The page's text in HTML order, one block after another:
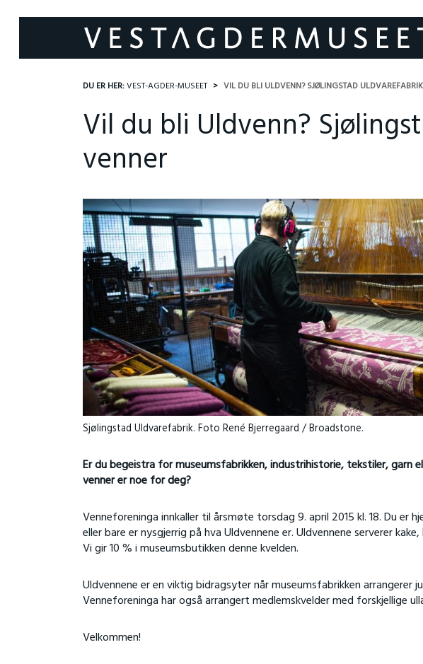
DU ER HER:VEST-AGDER-MUSEET VIL DU BLI ULDVENN? SJØLINGSTAD
Vil du bli Uldvenn?
venner
Sjølingstad Uldvarefabrik. Foto René Bjerregaard / Broadstone.
Er du begeistra for museumsfabrikken, industrihistorie, tekstiler, garn
venner er noe for deg?
Venneforeninga innkaller til årsmøte torsdag 9. april 2015 kl. 18. Du er
eller bare er nysgjerrig på hva Uldvennene er. Uldvennene serverer
Vi gir 10 % i museumsbutikken denne kvelden.
Uldvennene er en viktig bidragsyter når museumsfabrikken arrangerer
Venneforeninga har også arrangert medlemskvelder med forskjellige
Velkommen!